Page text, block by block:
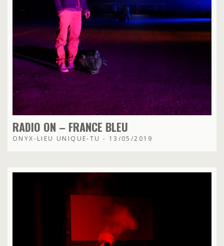
RADIO ON – FRANCE BLEU
ONYX-LIEU UNIQUE-TU - 13/05/2019